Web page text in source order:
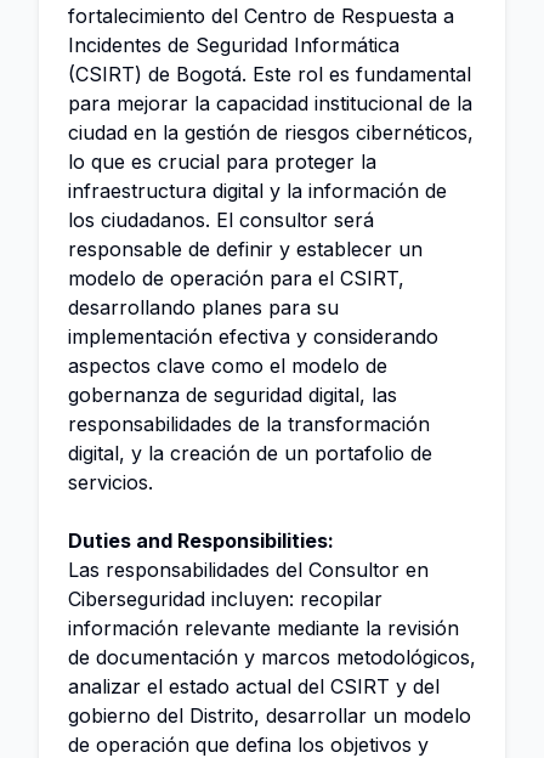
fortalecimiento del Centro de Respuesta a
Incidentes de Seguridad Informática
(CSIRT) de Bogotá. Este rol es fundamental
para mejorar la capacidad institucional de la
ciudad en la gestión de riesgos cibernéticos,
lo que es crucial para proteger la
infraestructura digital y la información de
los ciudadanos. El consultor será
responsable de definir y establecer un
modelo de operación para el CSIRT,
desarrollando planes para su
implementación efectiva y considerando
aspectos clave como el modelo de
gobernanza de seguridad digital, las
responsabilidades de la transformación
digital, y la creación de un portafolio de
servicios.
Duties and Responsibilities:
Las responsabilidades del Consultor en
Ciberseguridad incluyen: recopilar
información relevante mediante la revisión
de documentación y marcos metodológicos,
analizar el estado actual del CSIRT y del
gobierno del Distrito, desarrollar un modelo
de operación que defina los objetivos y